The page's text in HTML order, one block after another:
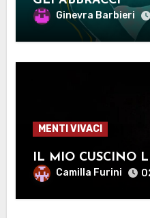
Ginevra Barbieri
MENTI VIVACI
IL MIO CUSCINO
Camilla Furini